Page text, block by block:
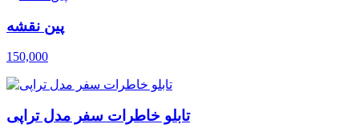
پین نقشه
150,000
تابلو خاطرات سفر مدل تراپی